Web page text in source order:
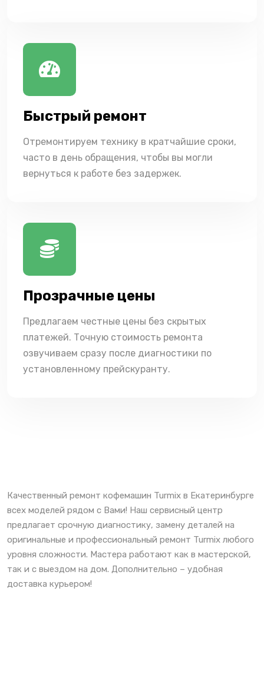
Быстрый ремонт
Отремонтируем технику в кратчайшие сроки,
часто в день обращения, чтобы вы могли
вернуться к работе без задержек.
Прозрачные цены
Предлагаем честные цены без скрытых
платежей. Точную стоимость ремонта
озвучиваем сразу после диагностики по
установленному прейскуранту.
Качественный ремонт кофемашин Turmix в Екатеринбурге
всех моделей рядом с Вами! Наш сервисный центр
предлагает срочную диагностику, замену деталей на
оригинальные и профессиональный ремонт Turmix любого
уровня сложности. Мастера работают как в мастерской,
так и с выездом на дом. Дополнительно – удобная
доставка курьером!